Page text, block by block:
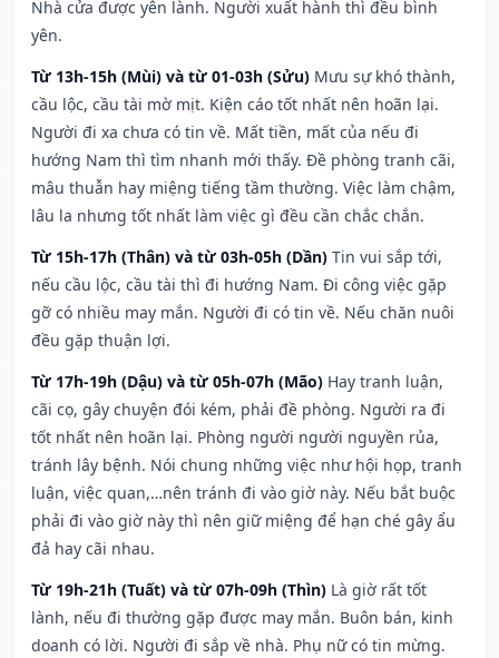
Nhà cửa được yên lành. Người xuất hành thì đều bình
yên.
Từ 13h-15h (Mùi) và từ 01-03h (Sửu) Mưu sự khó thành,
cầu lộc, cầu tài mờ mịt. Kiện cáo tốt nhất nên hoãn lại.
Người đi xa chưa có tin về. Mất tiền, mất của nếu đi
hướng Nam thì tìm nhanh mới thấy. Đề phòng tranh cãi,
mâu thuẫn hay miệng tiếng tầm thường. Việc làm chậm,
lâu la nhưng tốt nhất làm việc gì đều cần chắc chắn.
Từ 15h-17h (Thân) và từ 03h-05h (Dần) Tin vui sắp tới,
nếu cầu lộc, cầu tài thì đi hướng Nam. Đi công việc gặp
gỡ có nhiều may mắn. Người đi có tin về. Nếu chăn nuôi
đều gặp thuận lợi.
Từ 17h-19h (Dậu) và từ 05h-07h (Mão) Hay tranh luận,
cãi cọ, gây chuyện đói kém, phải đề phòng. Người ra đi
tốt nhất nên hoãn lại. Phòng người người nguyền rủa,
tránh lây bệnh. Nói chung những việc như hội họp, tranh
luận, việc quan,…nên tránh đi vào giờ này. Nếu bắt buộc
phải đi vào giờ này thì nên giữ miệng để hạn ché gây ẩu
đả hay cãi nhau.
Từ 19h-21h (Tuất) và từ 07h-09h (Thìn) Là giờ rất tốt
lành, nếu đi thường gặp được may mắn. Buôn bán, kinh
doanh có lời. Người đi sắp về nhà. Phụ nữ có tin mừng.